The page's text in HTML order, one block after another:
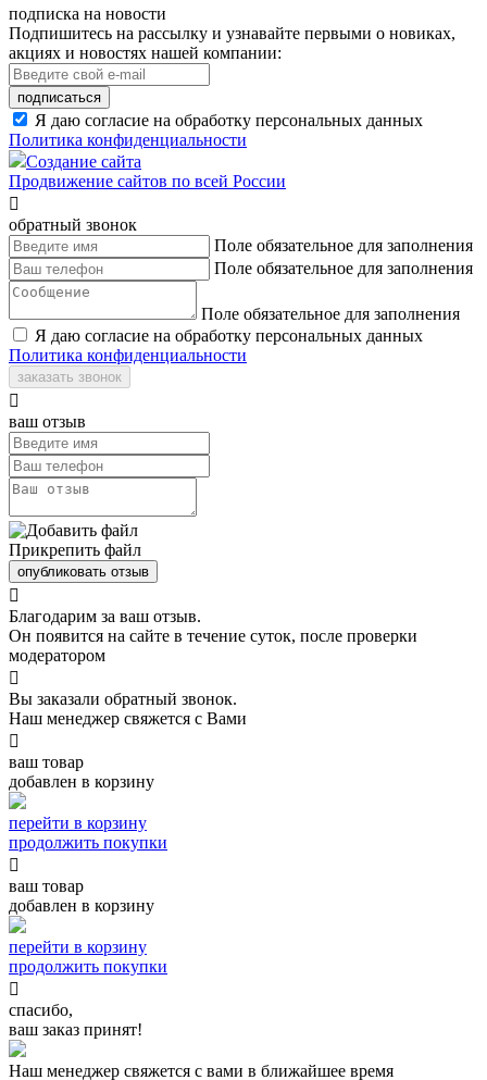
подписка на новости
Подпишитесь на рассылку и узнавайте первыми о новиках,
акциях и новостях нашей компании:
подписаться
Я даю согласие на обработку персональных данных
Политика конфиденциальности
Создание сайта
Продвижение сайтов по всей России

обратный звонок
Поле обязательное для заполнения
Поле обязательное для заполнения
Поле обязательное для заполнения
Я даю согласие на обработку персональных данных
Политика конфиденциальности
заказать звонок

ваш отзыв
Прикрепить файл
опубликовать отзыв

Благодарим за ваш отзыв.
Он появится на сайте в течение суток, после проверки
модератором

Вы заказали обратный звонок.
Наш менеджер свяжется с Вами

ваш товар
добавлен в корзину
перейти в корзину
продолжить покупки

ваш товар
добавлен в корзину
перейти в корзину
продолжить покупки

спасибо,
ваш заказ принят!
Наш менеджер свяжется с вами в ближайшее время